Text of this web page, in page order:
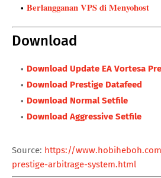
Berlangganan VPS di Menyohost
Download
Download Update EA Vortesa
Download Prestige Datafeed
Download Normal Setfile
Download Aggressive Setfile
Source: https://
prestige-arbitrage-system.html